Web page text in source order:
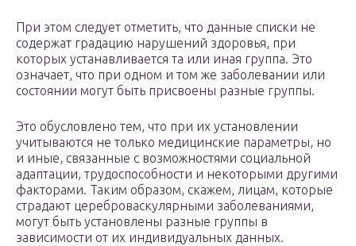
При этом следует отметить, что данные списки не
содержат градацию нарушений здоровья, при
которых устанавливается та или иная группа. Это
означает, что при одном и том же заболевании или
состоянии могут быть присвоены разные группы.
Это обусловлено тем, что при их установлении
учитываются не только медицинские параметры, но
и иные, связанные с возможностями социальной
адаптации, трудоспособности и некоторыми другими
факторами. Таким образом, скажем, лицам, которые
страдают цереброваскулярными заболеваниями,
могут быть установлены разные группы в
зависимости от их индивидуальных данных.